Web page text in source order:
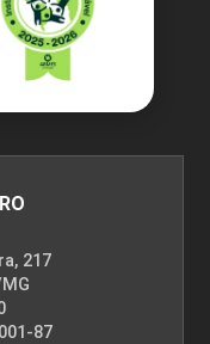
217
87